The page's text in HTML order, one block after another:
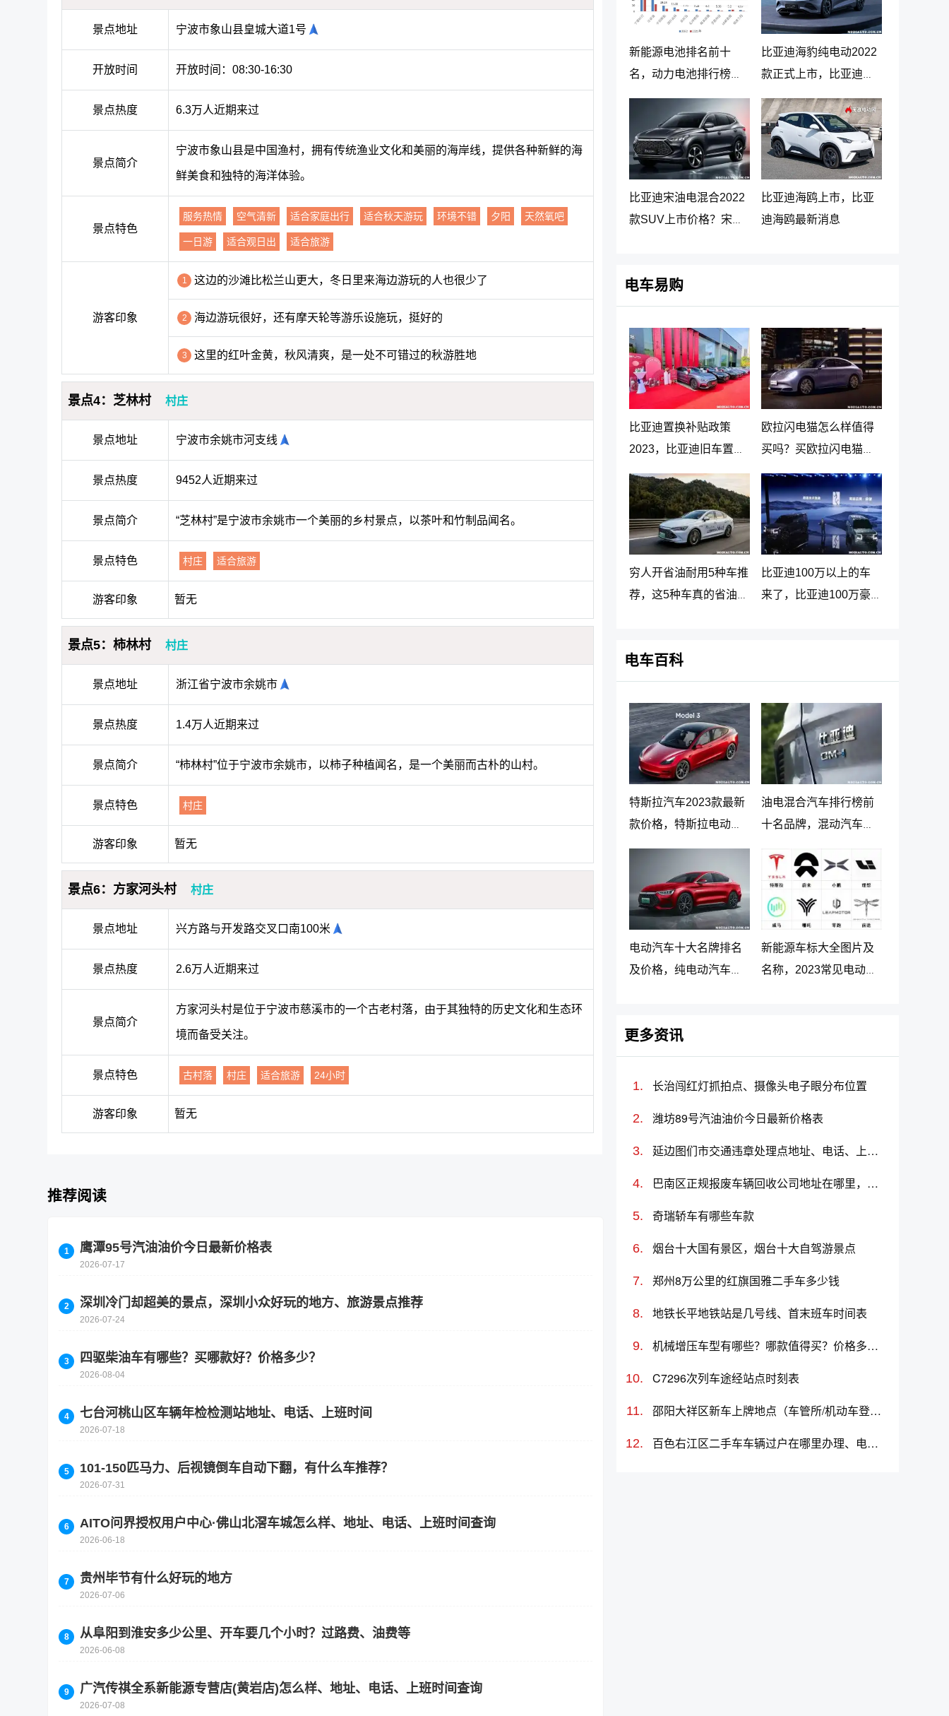
景点地址 宁波市象山县皇城大道1号
开放时间 开放时间：08:30-16:30
景点热度 6.3万人近期来过
景点简介
宁波市象山县是中国渔村，拥有传统渔业文化和美丽的海岸线，提供各种新鲜的海
鲜美食和独特的海洋体验。
景点特色
服务热情 空气清新 适合家庭出行 适合秋天游玩 环境不错 夕阳 天然氧吧
一日游 适合观日出 适合旅游
游客印象
1 这边的沙滩比松兰山更大，冬日里来海边游玩的人也很少了
2 海边游玩很好，还有摩天轮等游乐设施玩，挺好的
3 这里的红叶金黄，秋风清爽，是一处不可错过的秋游胜地
景点4：芝林村 村庄
景点地址 宁波市余姚市河支线
景点热度 9452人近期来过
景点简介 “芝林村”是宁波市余姚市一个美丽的乡村景点，以茶叶和竹制品闻名。
景点特色 村庄 适合旅游
游客印象 暂无
景点5：柿林村 村庄
景点地址 浙江省宁波市余姚市
景点热度 1.4万人近期来过
景点简介 “柿林村”位于宁波市余姚市，以柿子种植闻名，是一个美丽而古朴的山村。
景点特色 村庄
游客印象 暂无
景点6：方家河头村 村庄
景点地址 兴方路与开发路交叉口南100米
景点热度 2.6万人近期来过
景点简介
方家河头村是位于宁波市慈溪市的一个古老村落，由于其独特的历史文化和生态环
境而备受关注。
景点特色 古村落 村庄 适合旅游 24小时
游客印象 暂无
推荐阅读
鹰潭95号汽油油价今日最新价格表
2026-07-17
深圳冷门却超美的景点，深圳小众好玩的地方、旅游景点推荐
2026-07-24
四驱柴油车有哪些？买哪款好？价格多少？
2026-08-04
七台河桃山区车辆年检检测站地址、电话、上班时间
2026-07-18
101-150匹马力、后视镜倒车自动下翻，有什么车推荐？
2026-07-31
AITO问界授权用户中心·佛山北滘车城怎么样、地址、电话、上班时间查询
2026-06-18
贵州毕节有什么好玩的地方
2026-07-06
从阜阳到淮安多少公里、开车要几个小时？过路费、油费等
2026-06-08
广汽传祺全系新能源专营店(黄岩店)怎么样、地址、电话、上班时间查询
2026-07-08
新能源电池排名前十
名，动力电池排行榜前
十名
比亚迪海豹纯电动2022
款正式上市，比亚迪海
豹纯电动报价20.98万起
比亚迪宋油电混合2022
款SUV上市价格？宋
比亚迪海鸥上市，比亚
迪海鸥最新消息
电车易购
比亚迪置换补贴政策
2023，比亚迪旧车置换
新车价格表
欧拉闪电猫怎么样值得
买吗？买欧拉闪电猫十
大忠告
穷人开省油耐用5种车推
荐，这5种车真的省油又
比亚迪100万以上的车
来了，比亚迪100万豪
电车百科
特斯拉汽车2023款最新
款价格，特斯拉电动汽
车价格及落地价
油电混合汽车排行榜前
十名品牌，混动汽车十
电动汽车十大名牌排名
及价格，纯电动汽车排
新能源车标大全图片及
名称，2023常见电动汽
更多资讯
长治闯红灯抓拍点、摄像头电子眼分布位置
潍坊89号汽油油价今日最新价格表
延边图们市交通违章处理点地址、电话、上班时间
巴南区正规报废车辆回收公司地址在哪里，咨询电话号码，汽车报废拆解中心
奇瑞轿车有哪些车款
烟台十大国有景区，烟台十大自驾游景点
郑州8万公里的红旗国雅二手车多少钱
地铁长平地铁站是几号线、首末班车时间表
机械增压车型有哪些？哪款值得买？价格多少钱
C7296次列车途经站点时刻表
邵阳大祥区新车上牌地点（车管所/机动车登记服务站）、上班时间、电话
百色右江区二手车车辆过户在哪里办理、电话、上班时间